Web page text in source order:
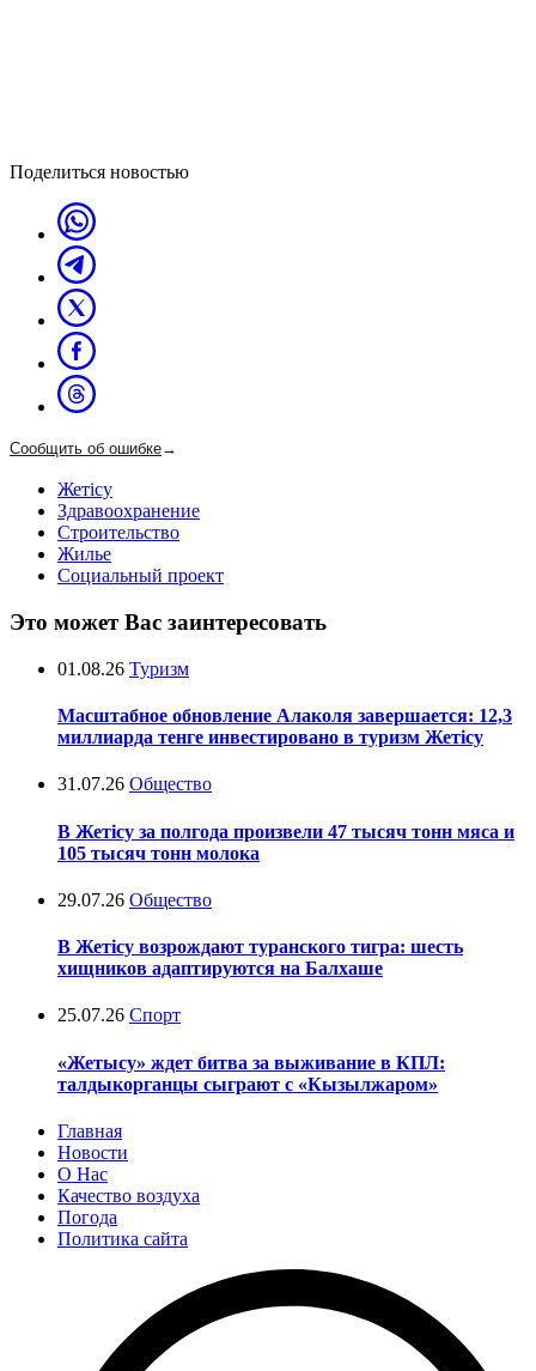
Поделиться новостью
Сообщить об ошибке→
Жетісу
Здравоохранение
Строительство
Жилье
Социальный проект
Это может Вас заинтересовать
01.08.26 Туризм
Масштабное обновление Алаколя завершается: 12,3
миллиарда тенге инвестировано в туризм Жетісу
31.07.26 Общество
В Жетісу за полгода произвели 47 тысяч тонн мяса и
105 тысяч тонн молока
29.07.26 Общество
В Жетісу возрождают туранского тигра: шесть
хищников адаптируются на Балхаше
25.07.26 Спорт
«Жетысу» ждет битва за выживание в КПЛ:
талдыкорганцы сыграют с «Кызылжаром»
Главная
Новости
О Нас
Качество воздуха
Погода
Политика сайта